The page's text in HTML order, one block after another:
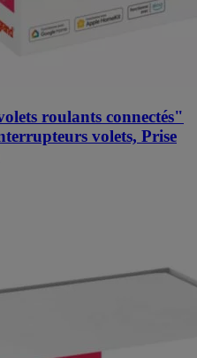
roulants connectés"
volets, Prise